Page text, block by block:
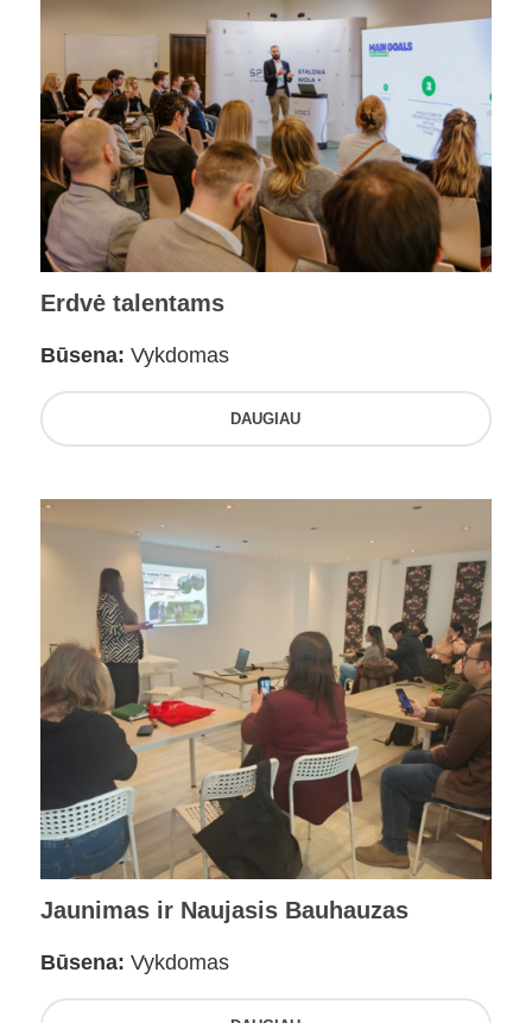
Erdvė talentams
Būsena: Vykdomas
DAUGIAU
Jaunimas ir Naujasis Bauhauzas
Būsena: Vykdomas